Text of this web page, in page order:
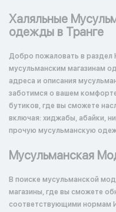
Халяльные
одежды в Транге
Добро пожаловать в раздел
мусульманским магазинам одежды в
адреса и описания
заботимся о вашем
бутиков, где вы сможете
включая: хиджабы, абайки,
прочую мусульманскую
Мусульманская
В поиске мусульманской
магазины, где вы сможете
соответствующими нормам